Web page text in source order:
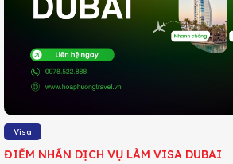
Visa
ĐIỂM NHẤN DỊCH VỤ LÀM VISA DUBAI